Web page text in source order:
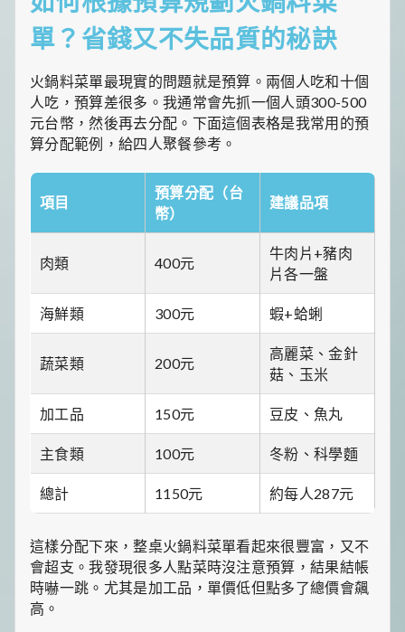
單？省錢又不失品質的秘訣
火鍋料菜單最現實的問題就是預算。兩個人吃和十個
人吃，預算差很多。我通常會先抓一個人頭300-500
元台幣，然後再去分配。下面這個表格是我常用的預
算分配範例，給四人聚餐參考。
項目
預算分配（台
幣）
建議品項
肉類 400元
牛肉片+豬肉
片各一盤
海鮮類 300元 蝦+蛤蜊
蔬菜類 200元
高麗菜、金針
菇、玉米
加工品 150元 豆皮、魚丸
主食類 100元 冬粉、科學麵
總計 1150元 約每人287元
這樣分配下來，整桌火鍋料菜單看起來很豐富，又不
會超支。我發現很多人點菜時沒注意預算，結果結帳
時嚇一跳。尤其是加工品，單價低但點多了總價會飆
高。